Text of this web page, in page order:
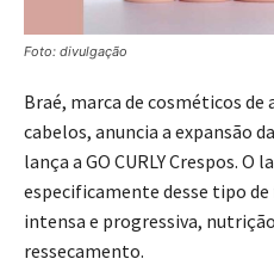
Foto: divulgação
Braé, marca de cosméticos
cabelos, anuncia a expansão
lança a GO CURLY Crespos.
especificamente desse tipo
intensa e progressiva,
ressecamento.